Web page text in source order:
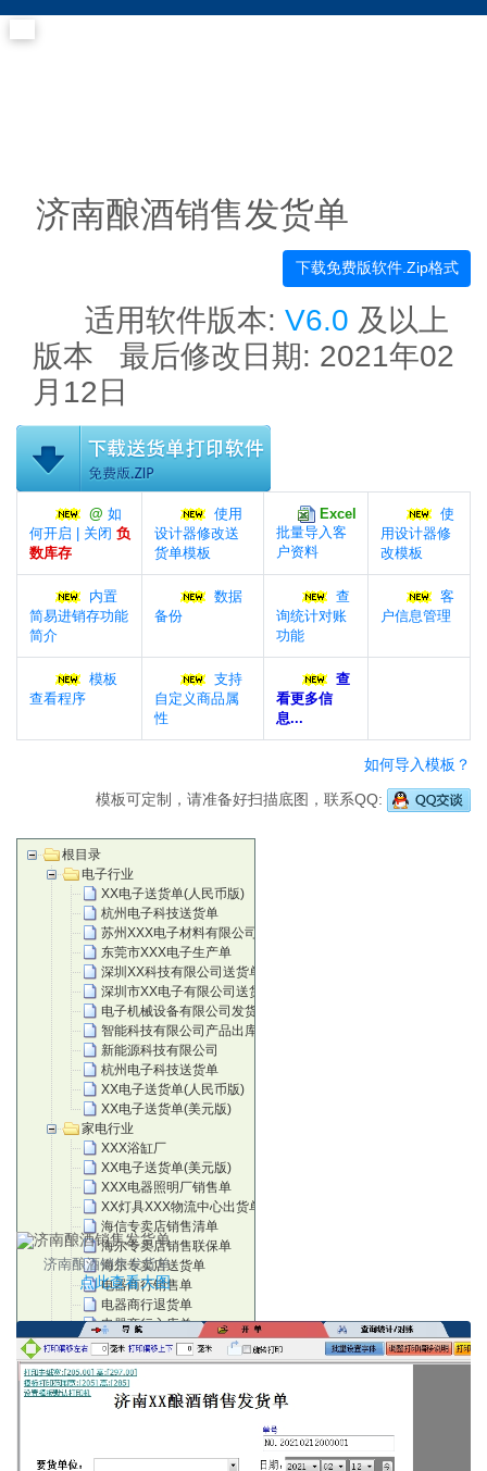
济南酿酒销售发货单
下载免费版软件.Zip格式
适用软件版本: V6.0 及以上
版本 最后修改日期: 2021年02
月12日
@ 如
何开启 | 关闭 负
数库存
使用
设计器修改送
货单模板
Excel
批量导入客
户资料
使
用设计器修
改模板
内置
简易进销存功能
简介
数据
备份
查
询统计对账
功能
客
户信息管理
模板
查看程序
支持
自定义商品属
性
查
看更多信
息...
如何导入模板？
模板可定制，请准备好扫描底图，联系QQ:
根目录
电子行业
XX电子送货单(人民币版)
杭州电子科技送货单
苏州XXX电子材料有限公司
东莞市XXX电子生产单
深圳XX科技有限公司送货单
深圳市XX电子有限公司送货单
电子机械设备有限公司发货清单
智能科技有限公司产品出库单
新能源科技有限公司
杭州电子科技送货单
XX电子送货单(人民币版)
XX电子送货单(美元版)
家电行业
XXX浴缸厂
XX电子送货单(美元版)
XXX电器照明厂销售单
XX灯具XXX物流中心出货单
海信专卖店销售清单
海尔专卖店销售联保单
海尔专卖店送货单
电器商行销售单
电器商行退货单
电器商行入库单
家具模版
XXX麻将机销售保修单
XXX厨业销售单
江西 X X 轩 家 具
XXX家具销售送(订)货单
济南酿酒销售发货单
点此查看大图